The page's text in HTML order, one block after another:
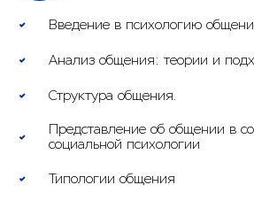
Введение в психологию
Анализ общения: теории и
Структура общения.
Представление об общении в
социальной психологии
Типологии общения